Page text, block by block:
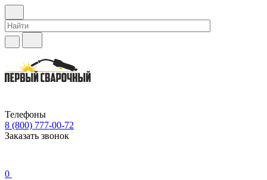
Телефоны
8 (800) 777-00-72
Заказать звонок
0